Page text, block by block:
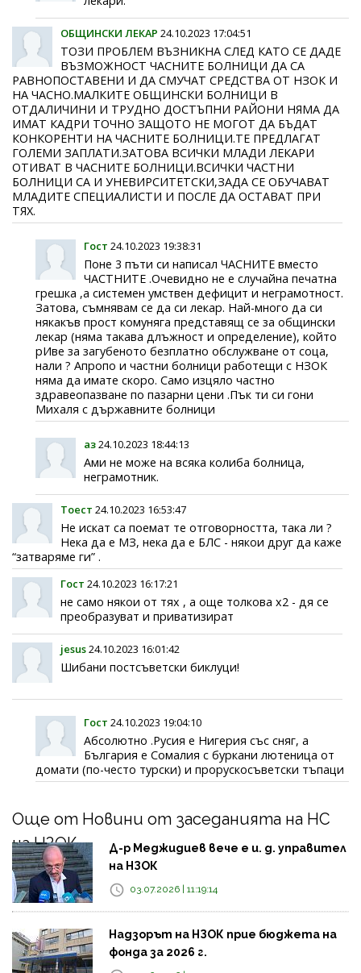
ОБЩИНСКИ ЛЕКАР 24.10.2023 17:04:51
ТОЗИ ПРОБЛЕМ ВЪЗНИКНА СЛЕД КАТО СЕ ДАДЕ
ВЪЗМОЖНОСТ ЧАСНИТЕ БОЛНИЦИ ДА СА
РАВНОПОСТАВЕНИ И ДА СМУЧАТ СРЕДСТВА ОТ НЗОК И
НА ЧАСНО.МАЛКИТЕ ОБЩИНСКИ БОЛНИЦИ В
ОТДАЛИЧИНИ И ТРУДНО ДОСТЪПНИ РАЙОНИ НЯМА ДА
ИМАТ КАДРИ ТОЧНО ЗАЩОТО НЕ МОГОТ ДА БЪДАТ
КОНКОРЕНТИ НА ЧАСНИТЕ БОЛНИЦИ.ТЕ ПРЕДЛАГАТ
ГОЛЕМИ ЗАПЛАТИ.ЗАТОВА ВСИЧКИ МЛАДИ ЛЕКАРИ
ОТИВАТ В ЧАСНИТЕ БОЛНИЦИ.ВСИЧКИ ЧАСТНИ
БОЛНИЦИ СА И УНЕВИРСИТЕТСКИ,ЗАДА СЕ ОБУЧАВАТ
МЛАДИТЕ СПЕЦИАЛИСТИ И ПОСЛЕ ДА ОСТАВАТ ПРИ
ТЯХ.
Гост 24.10.2023 19:38:31
Поне 3 пъти си написал ЧАСНИТЕ вместо
ЧАСТНИТЕ .Очевидно не е случайна печатна
грешка ,а системен умствен дефицит и неграмотност.
Затова, съмнявам се да си лекар. Най-много да си
някакъв прост комуняга представящ се за общински
лекар (няма такава длъжност и определение), който
рИве за загубеното безплатно обслужване от соца,
нали ? Апропо и частни болници работещи с НЗОК
няма да имате скоро. Само изцяло частно
здравеопазване по пазарни цени .Пък ти си гони
Михаля с държавните болници
аз24.10.2023 18:44:13
Ами не може на всяка колиба болница,
неграмотник.
Тоест 24.10.2023 16:53:47
Не искат са поемат те отговорността, така ли ?
Нека да е МЗ, нека да е БЛС - някои друг да каже
“затваряме ги” .
Гост 24.10.2023 16:17:21
не само някои от тях , а още толкова х2 - дя се
преобразуват и приватизират
jesus24.10.2023 16:01:42
Шибани постсъветски биклуци!
Гост 24.10.2023 19:04:10
Абсолютно .Русия е Нигерия със сняг, а
България е Сомалия с буркани лютеница от
домати (по-често турски) и прорускосъветски тъпаци
Още от Новини от заседанията на НС
на НЗОК
Д-р Меджидиев вече е и. д. управител
на НЗОК
03.07.2026 | 11:19:14
Надзорът на НЗОК прие бюджета на
фонда за 2026 г.